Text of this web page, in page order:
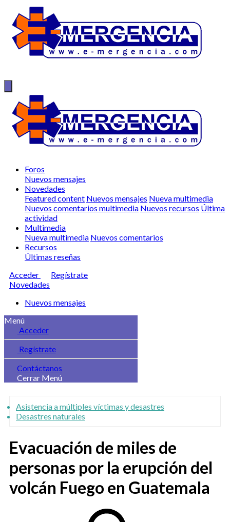
Foros
Nuevos mensajes
Novedades
Featured content Nuevos mensajes Nueva multimedia
Nuevos comentarios multimedia Nuevos recursos Última
actividad
Multimedia
Nueva multimedia Nuevos comentarios
Recursos
Últimas reseñas
Acceder
Regístrate
Novedades
Nuevos mensajes
Menú
Acceder
Regístrate
Contáctanos
Cerrar Menú
Asistencia a múltiples víctimas y desastres
Desastres naturales
Evacuación de miles de
personas por la erupción del
volcán Fuego en Guatemala